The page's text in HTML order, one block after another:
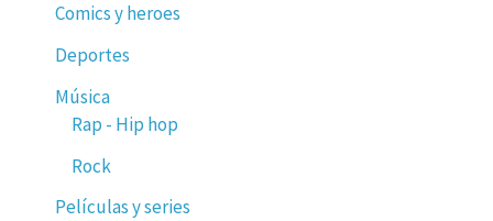
Comics y heroes
Deportes
Música
Rap - Hip hop
Rock
Películas y series